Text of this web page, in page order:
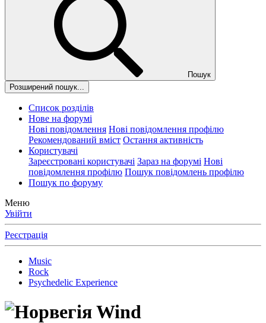
Пошук
Розширений пошук...
Список розділів
Нове на форумі
Нові повідомлення Нові повідомлення профілю
Рекомендований вміст Остання активність
Користувачі
Зареєстровані користувачі Зараз на форумі Нові
повідомлення профілю Пошук повідомлень профілю
Пошук по форуму
Меню
Увійти
Реєстрація
Music
Rock
Psychedelic Experience
Wind